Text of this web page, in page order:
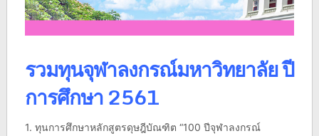
รวมทุนจุฬาลงกรณ์มหาวิทยาลัย ปี
การศึกษา 2561
1. ทุนการศึกษาหลักสูตรดุษฎีบัณฑิต “100 ปีจุฬาลงกรณ์